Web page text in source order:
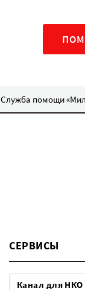
Служба помощи
СЕРВИСЫ
Канал для НКО